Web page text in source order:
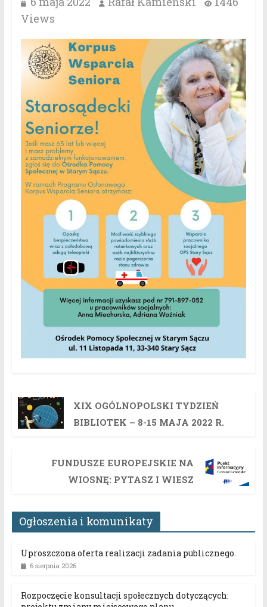
Views
XIX OGÓLNOPOLSKI TYDZIEŃ
BIBLIOTEK – 8-15 MAJA 2022 R.
FUNDUSZE EUROPEJSKIE NA
WIOSNĘ: PYTASZ I WIESZ
Ogłoszenia i komunikaty
Uproszczona oferta realizacji zadania publicznego.
6 sierpnia 2026
Rozpoczęcie konsultacji społecznych dotyczących: